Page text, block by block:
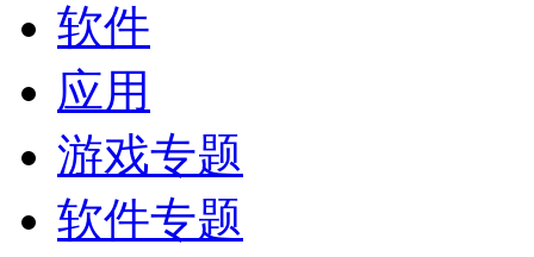
软件
应用
游戏专题
软件专题